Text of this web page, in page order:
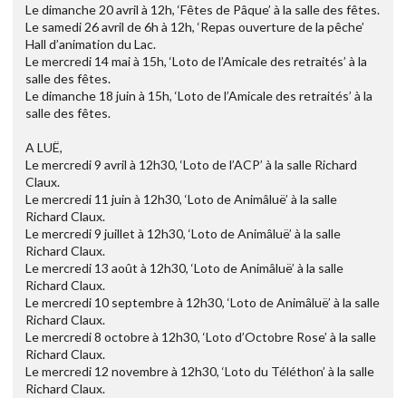
Le dimanche 20 avril à 12h, ‘Fêtes de Pâque’ à la salle des fêtes.
Le samedi 26 avril de 6h à 12h, ‘Repas ouverture de la pêche’
Hall d’animation du Lac.
Le mercredi 14 mai à 15h, ‘Loto de l’Amicale des retraités’ à la
salle des fêtes.
Le dimanche 18 juin à 15h, ‘Loto de l’Amicale des retraités’ à la
salle des fêtes.
A LUË,
Le mercredi 9 avril à 12h30, ‘Loto de l’ACP’ à la salle Richard
Claux.
Le mercredi 11 juin à 12h30, ‘Loto de Animâluë’ à la salle
Richard Claux.
Le mercredi 9 juillet à 12h30, ‘Loto de Animâluë’ à la salle
Richard Claux.
Le mercredi 13 août à 12h30, ‘Loto de Animâluë’ à la salle
Richard Claux.
Le mercredi 10 septembre à 12h30, ‘Loto de Animâluë’ à la salle
Richard Claux.
Le mercredi 8 octobre à 12h30, ‘Loto d’Octobre Rose’ à la salle
Richard Claux.
Le mercredi 12 novembre à 12h30, ‘Loto du Téléthon’ à la salle
Richard Claux.